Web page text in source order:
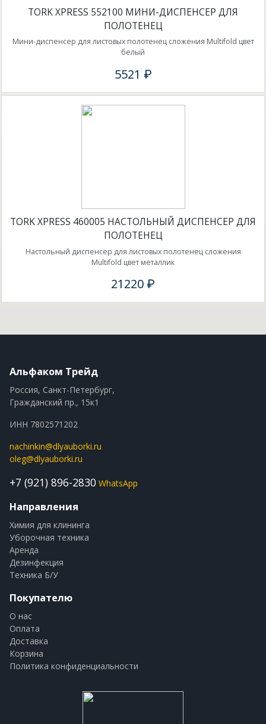
TORK XPRESS 552100 МИНИ-ДИСПЕНСЕР ДЛЯ
ПОЛОТЕНЕЦ
Мини-диспенсер для листовых полотенец сложения Multifold цвет
белый
5521 ₽
TORK XPRESS 460005 НАСТОЛЬНЫЙ ДИСПЕНСЕР ДЛЯ
ПОЛОТЕНЕЦ
Настольный диспенсер для листовых полотенец сложения
Multifold цвет металлик
21220 ₽
Альфаком Трейд
Россия, Санкт-Петербург,
Гражданский пр., 15к1
ИНН 7802571202
nachinkin@dlyauborki.ru
oleg@dlyauborki.ru
+7 (921) 896-2830 WhatsApp
Направления
Химия для клининга
Уборочная техника
Аренда
Дезинфекция
Техника Б/У
Покупателю
О нас
Оплата
Доставка
Корзина
Политика конфиденциальности